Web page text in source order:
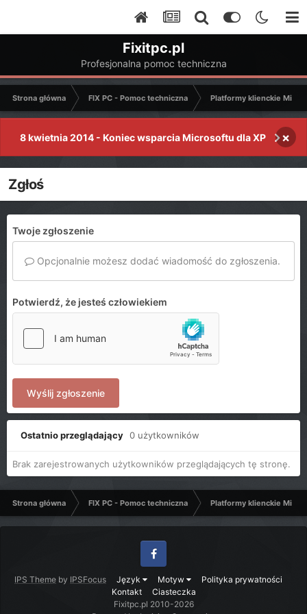
Fixitpc.pl
Profesjonalna pomoc techniczna
Strona główna FIX PC - Pomoc techniczna Platformy klienckie
8 kwietnia 2014 - Koniec wsparcia Microsoftu dla XP ×
Zgłoś
Twoje zgłoszenie
Opcjonalnie możesz dodać wiadomość do zgłoszenia.
Potwierdź, że jesteś człowiekiem
Wyślij zgłoszenie
Ostatnio przeglądający 0 użytkowników
Brak zarejestrowanych użytkowników przeglądających tę stronę.
Strona główna FIX PC - Pomoc techniczna Platformy klienckie
IPS Theme by IPSFocus Język Motyw
Polityka prywatności
Kontakt
Ciasteczka
Facebook
Fixitpc.pl 2010-2026